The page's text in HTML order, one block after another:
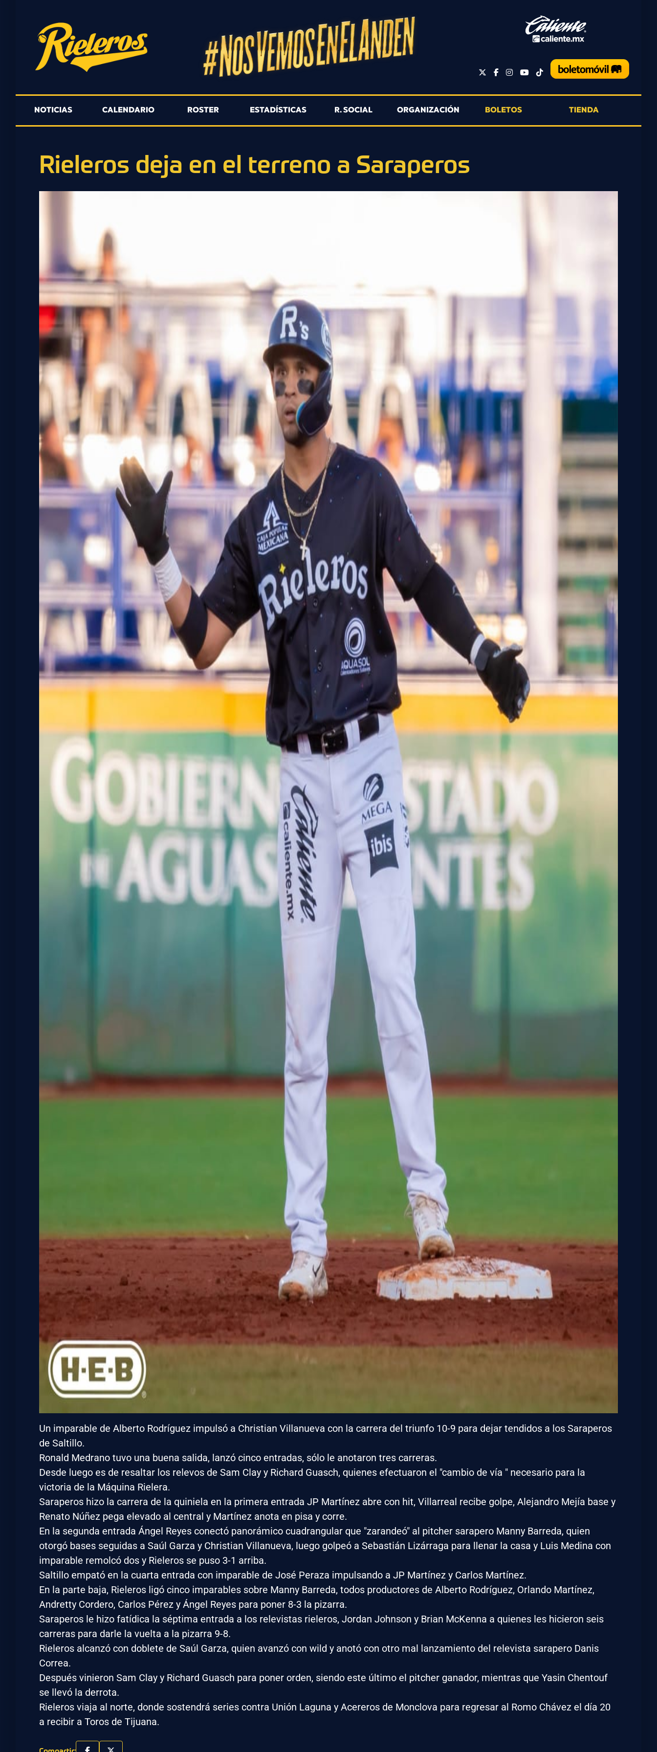
NOTICIAS CALENDARIO ROSTER ESTADÍSTICAS R. SOCIAL ORGANIZACIÓN BOLETOS TIENDA
Rieleros deja en el terreno a Saraperos
Un imparable de Alberto Rodríguez impulsó a Christian Villanueva con la carrera del triunfo 10-9 para dejar tendidos a los Saraperos
de Saltillo.
Ronald Medrano tuvo una buena salida, lanzó cinco entradas, sólo le anotaron tres carreras.
Desde luego es de resaltar los relevos de Sam Clay y Richard Guasch, quienes efectuaron el "cambio de vía " necesario para la
victoria de la Máquina Rielera.
Saraperos hizo la carrera de la quiniela en la primera entrada JP Martínez abre con hit, Villarreal recibe golpe, Alejandro Mejía base y
Renato Núñez pega elevado al central y Martínez anota en pisa y corre.
En la segunda entrada Ángel Reyes conectó panorámico cuadrangular que "zarandeó" al pitcher sarapero Manny Barreda, quien
otorgó bases seguidas a Saúl Garza y Christian Villanueva, luego golpeó a Sebastián Lizárraga para llenar la casa y Luis Medina con
imparable remolcó dos y Rieleros se puso 3-1 arriba.
Saltillo empató en la cuarta entrada con imparable de José Peraza impulsando a JP Martínez y Carlos Martínez.
En la parte baja, Rieleros ligó cinco imparables sobre Manny Barreda, todos productores de Alberto Rodríguez, Orlando Martínez,
Andretty Cordero, Carlos Pérez y Ángel Reyes para poner 8-3 la pizarra.
Saraperos le hizo fatídica la séptima entrada a los relevistas rieleros, Jordan Johnson y Brian McKenna a quienes les hicieron seis
carreras para darle la vuelta a la pizarra 9-8.
Rieleros alcanzó con doblete de Saúl Garza, quien avanzó con wild y anotó con otro mal lanzamiento del relevista sarapero Danis
Correa.
Después vinieron Sam Clay y Richard Guasch para poner orden, siendo este último el pitcher ganador, mientras que Yasin Chentouf
se llevó la derrota.
Rieleros viaja al norte, donde sostendrá series contra Unión Laguna y Acereros de Monclova para regresar al Romo Chávez el día 20
a recibir a Toros de Tijuana.